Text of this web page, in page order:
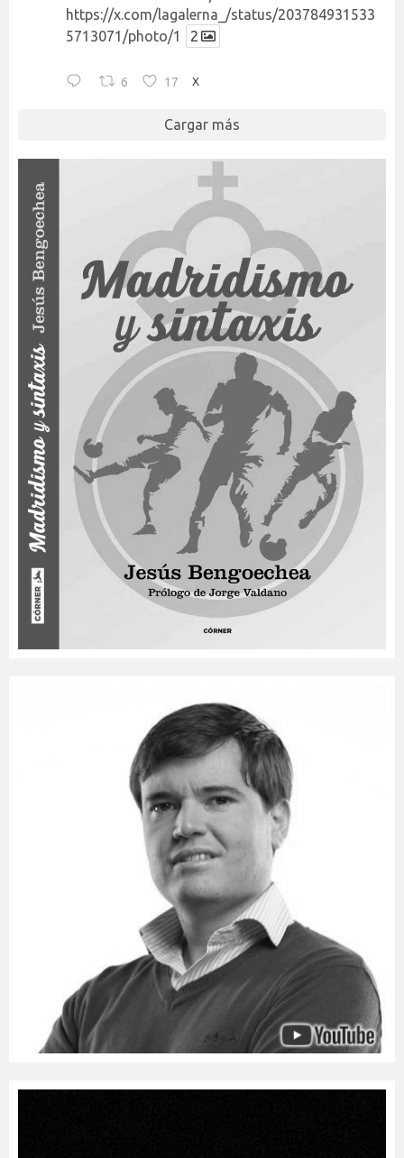
https://x.com/lagalerna_/status/203784931533
5713071/photo/1
2
6 17 X
Cargar más